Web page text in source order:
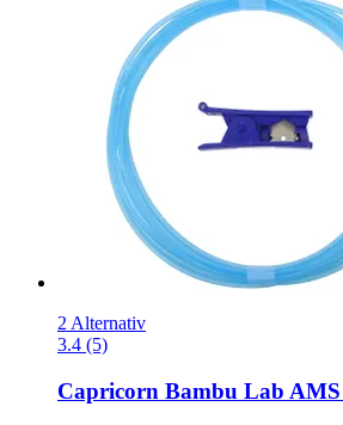
2 Alternativ
3.4 (5)
Capricorn Bambu Lab